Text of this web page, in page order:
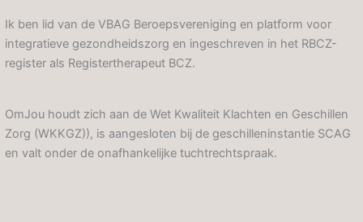
Ik ben lid van de VBAG Beroepsvereniging en platform voor
integratieve gezondheidszorg en ingeschreven in het RBCZ-
register als Registertherapeut BCZ.
OmJou houdt zich aan de Wet Kwaliteit Klachten en Geschillen
Zorg (WKKGZ)), is aangesloten bij de geschilleninstantie SCAG
en valt onder de onafhankelijke tuchtrechtspraak.